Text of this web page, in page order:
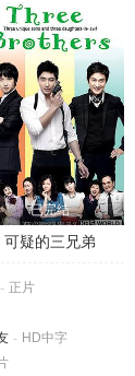
已完结
可疑的三兄弟
- 正片
- HD中字